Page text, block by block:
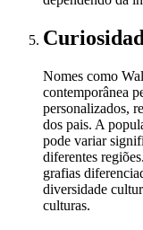
Nomes como
contemporânea
personalizados,
dos pais. A
pode variar
diferentes
grafias
diversidade
culturas.